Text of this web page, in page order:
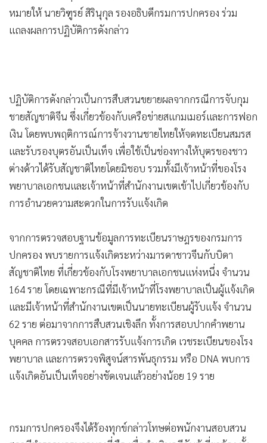
วันที่ (9 กรกฎาคม 2569) เวลา 15.30 น. ณ ห้อง ศปก.บก.น.8
ชั้น 1 กองกำกับการสืบสวน กองบังคับการตำรวจนครบาล 8
แห่งชาติ พร้อมด้วยผู้แทนหน่วยงานที่เกี่ยวข้อง ร่วมแถลงผล
ปฏิบัติการ “ถอดเกล็ดมังกร” เพื่อปราบปรามเครือข่าย
อาชญากรรมข้ามชาติที่มีพฤติการณ์อำพรางการจดทะเบียน
สมรส และทุจริตระบบทะเบียนราษฎร เพื่อแจ้งเกิดให้บุตรชาว
ต่างด้าวได้รับสัญชาติไทยอันเป็นเท็จ
ในการนี้ นายนฤชา โฆษาศิวิไลซ์ อธิบดีกรมการปกครอง มอบ
แถลงผลการปฏิบัติการดังกล่าว